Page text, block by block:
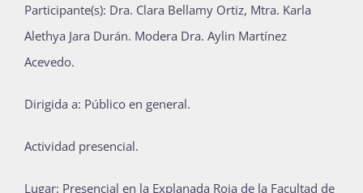
Participante(s): Dra. Clara Bellamy Ortiz, Mtra. Karla
Alethya Jara Durán. Modera Dra. Aylin Martínez
Acevedo.
Dirigida a: Público en general.
Actividad presencial.
Lugar: Presencial en la Explanada Roja de la Facultad de